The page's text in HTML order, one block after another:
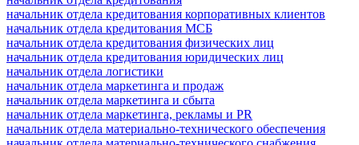
начальник отдела кредитования корпоративных клиентов
начальник отдела кредитования МСБ
начальник отдела кредитования физических лиц
начальник отдела кредитования юридических лиц
начальник отдела логистики
начальник отдела маркетинга и продаж
начальник отдела маркетинга и сбыта
начальник отдела маркетинга, рекламы и PR
начальник отдела материально-технического обеспечения